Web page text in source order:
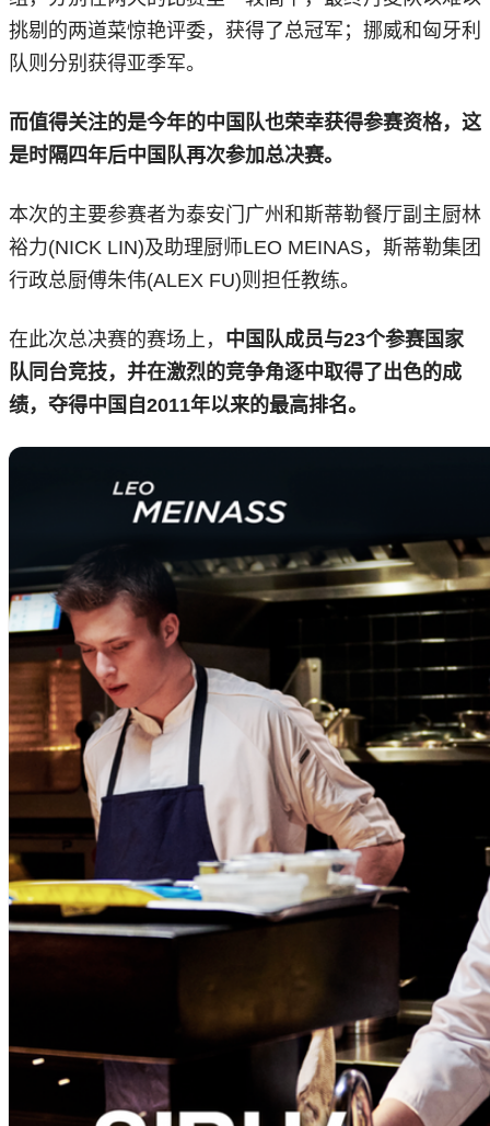
挑剔的两道菜惊艳评委，获得了总冠军；挪威和匈牙利
队则分别获得亚季军。
而值得关注的是今年的中国队也荣幸获得参赛资格，这
是时隔四年后中国队再次参加总决赛。
本次的主要参赛者为泰安门广州和斯蒂勒餐厅副主厨林
裕力(NICK LIN)及助理厨师LEO MEINAS，斯蒂勒集团
行政总厨傅朱伟(ALEX FU)则担任教练。
在此次总决赛的赛场上， 中国队成员与23个参赛国家
队同台竞技，并在激烈的竞争角逐中取得了出色的成
绩，夺得中国自2011年以来的最高排名。